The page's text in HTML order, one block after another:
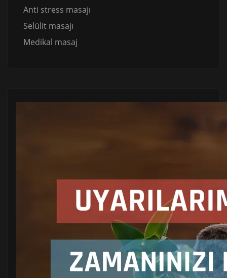
Anti stress masajı
Selülit masajı
Medikal masaj